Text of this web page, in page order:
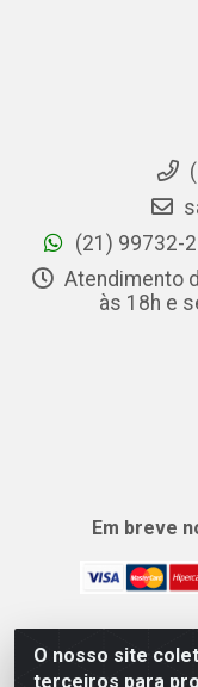
O nosso site
terceiros para
(21) 99732-
Atendimento
às 18h e
Em breve
MIX CERTO